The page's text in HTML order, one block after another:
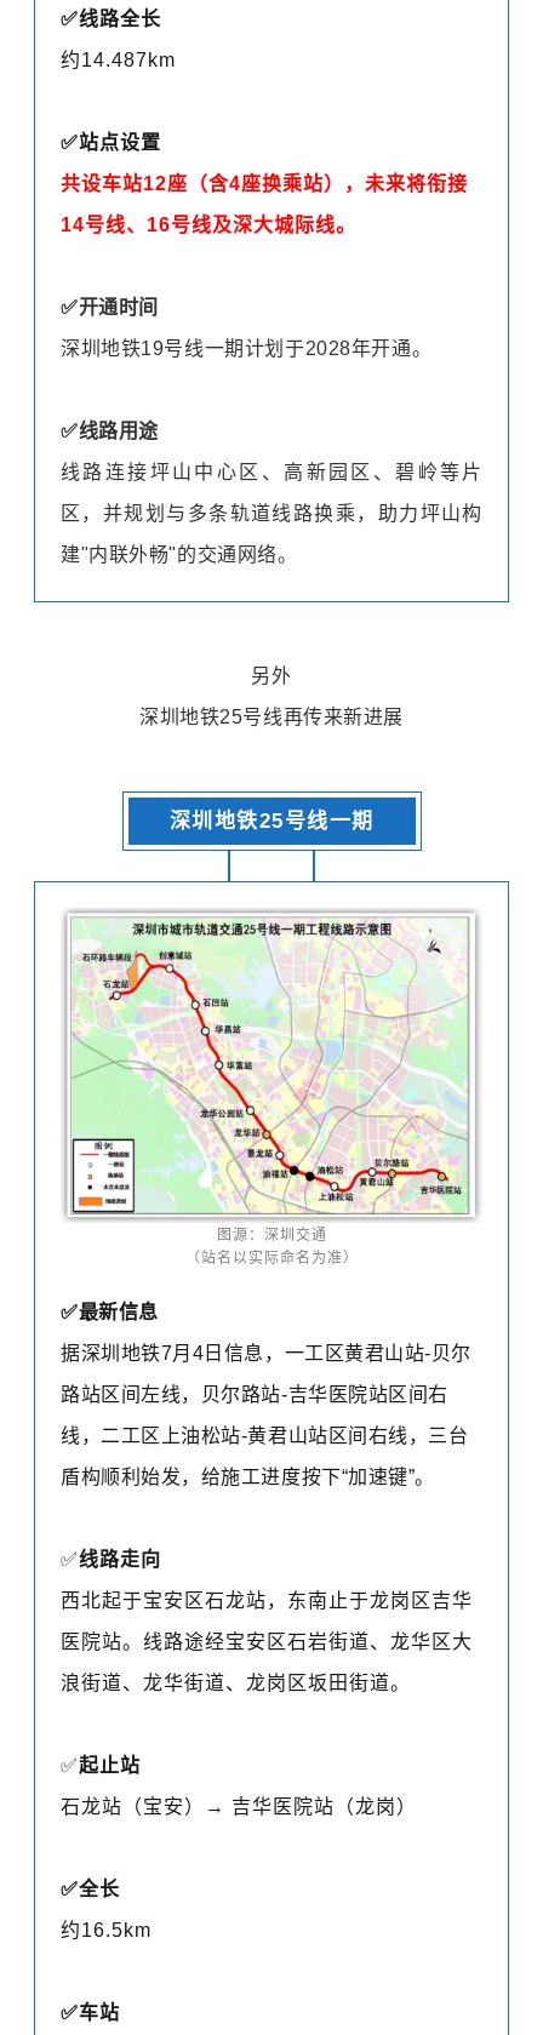
✅线路全长
约14.487km
✅站点设置
共设车站12座 （含4座换乘站），未来将衔接
14号线、16号线及深大城际线。
✅开通时间
深圳地铁19号线一期计划于2028年开通。
✅线路用途
线路连接坪山中心区、高新园区、碧岭等片
区，并规划与多条轨道线路换乘，助力坪山构
建"内联外畅"的交通网络。
另外
深圳地铁25号线再传来新进展
深圳地铁25号线一期
图源：深圳交通
（站名以实际命名为准）
✅最新信息
据深圳地铁7月4日信息， 一工区黄君山站-贝尔
路站区间左线，贝尔路站-吉华医院站区间右
线，二工区上油松站-黄君山站区间右线，三台
盾构顺利始发，给施工进度按下“加速键”。
✅线路走向
西北起于宝安区石龙站，东南止于龙岗区吉华
医院站。线路途经宝安区石岩街道、龙华区大
浪街道、龙华街道、龙岗区坂田街道。
✅起止站
石龙站（宝安）→ 吉华医院站（龙岗）
✅全长
约16.5km
✅车站